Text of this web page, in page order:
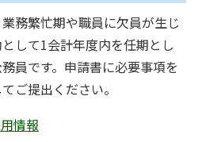
務繁忙期や職員に欠員が生じ
して1会計年度内を任期とし
員です。申請書に必要事項を
ご提出ください。
情報